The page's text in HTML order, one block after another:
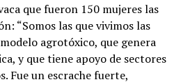
que fueron 150 mujeres las
“Somos las que vivimos las
agrotóxico, que genera
y que tiene apoyo de sectores
Fue un escrache fuerte,